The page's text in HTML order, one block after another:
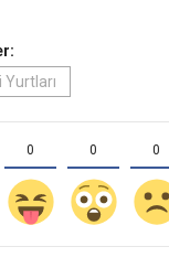
Yurtları
0 0 0